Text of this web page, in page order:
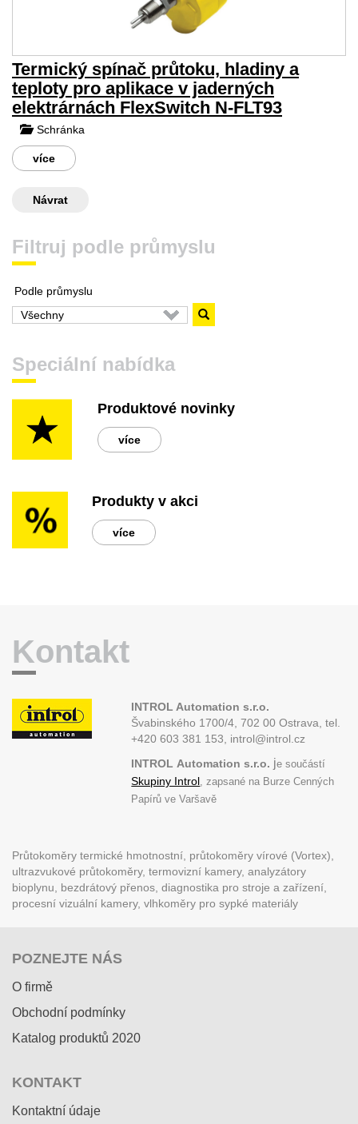
Termický spínač průtoku, hladiny a
teploty pro aplikace v jaderných
elektrárnách FlexSwitch N-FLT93
Schránka
více
Návrat
Filtruj podle průmyslu
Podle průmyslu
Speciální nabídka
Produktové novinky
více
Produkty v akci
více
Kontakt
INTROL Automation s.r.o.
Švabinského 1700/4, 702 00 Ostrava,tel.
+420 603 381 153, introl@introl.cz
INTROL Automation s.r.o. je součástí
Skupiny Introl , zapsané na Burze Cenných
Papírů ve Varšavě
Průtokoměry termické hmotnostní, průtokoměry vírové (Vortex),
ultrazvukové průtokoměry, termovizní kamery, analyzátory
bioplynu, bezdrátový přenos, diagnostika pro stroje a zařízení,
procesní vizuální kamery, vlhkoměry pro sypké materiály
POZNEJTE NÁS
O firmě
Obchodní podmínky
Katalog produktů 2020
KONTAKT
Kontaktní údaje